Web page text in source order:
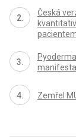
Česká
Zemřel